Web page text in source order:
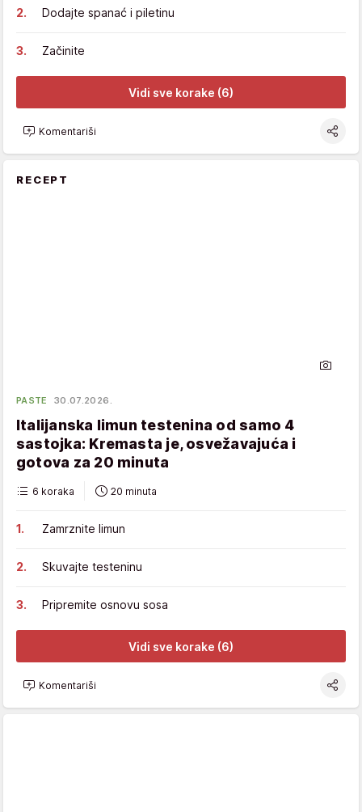
Dodajte spanać i piletinu
Začinite
Vidi sve korake (6)
Komentariši
RECEPT
PASTE 30.07.2026.
Italijanska limun testenina od samo 4
sastojka: Kremasta je, osvežavajuća i
gotova za 20 minuta
6 koraka 20 minuta
Zamrznite limun
Skuvajte testeninu
Pripremite osnovu sosa
Vidi sve korake (6)
Komentariši